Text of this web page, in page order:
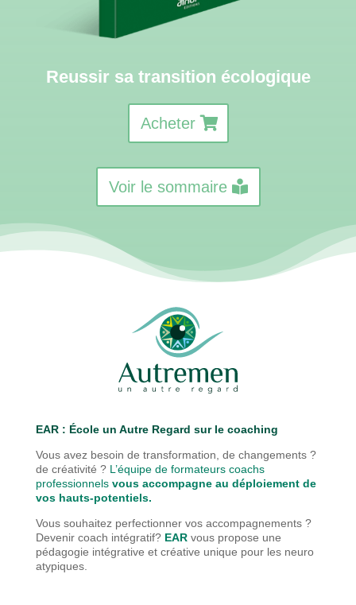
Reussir sa transition écologique
Acheter
Voir le sommaire
EAR : École un Autre Regard sur le coaching
Vous avez besoin de transformation, de changements ?
de créativité ? L’équipe de formateurs coachs
professionnels vous accompagne au déploiement de
vos hauts-potentiels.
Vous souhaitez perfectionner vos accompagnements ?
Devenir coach intégratif? EAR vous propose une
pédagogie intégrative et créative unique pour les neuro
atypiques.